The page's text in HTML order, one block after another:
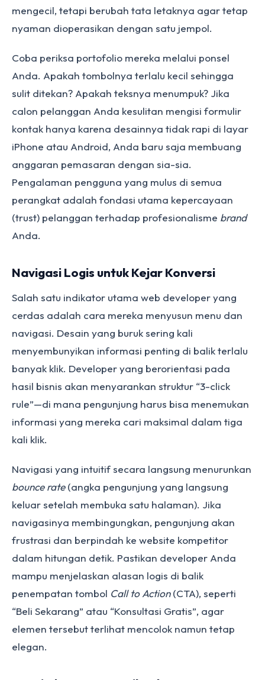
mengecil, tetapi berubah tata letaknya agar tetap
nyaman dioperasikan dengan satu jempol.
Coba periksa portofolio mereka melalui ponsel
Anda. Apakah tombolnya terlalu kecil sehingga
sulit ditekan? Apakah teksnya menumpuk? Jika
calon pelanggan Anda kesulitan mengisi formulir
kontak hanya karena desainnya tidak rapi di layar
iPhone atau Android, Anda baru saja membuang
anggaran pemasaran dengan sia-sia.
Pengalaman pengguna yang mulus di semua
perangkat adalah fondasi utama kepercayaan
(trust) pelanggan terhadap profesionalisme brand
Anda.
Navigasi Logis untuk Kejar Konversi
Salah satu indikator utama web developer yang
cerdas adalah cara mereka menyusun menu dan
navigasi. Desain yang buruk sering kali
menyembunyikan informasi penting di balik terlalu
banyak klik. Developer yang berorientasi pada
hasil bisnis akan menyarankan struktur “3-click
rule”—di mana pengunjung harus bisa menemukan
informasi yang mereka cari maksimal dalam tiga
kali klik.
Navigasi yang intuitif secara langsung menurunkan
bounce rate(angka pengunjung yang langsung
keluar setelah membuka satu halaman). Jika
navigasinya membingungkan, pengunjung akan
frustrasi dan berpindah ke website kompetitor
dalam hitungan detik. Pastikan developer Anda
mampu menjelaskan alasan logis di balik
penempatan tombol Call to Action(CTA), seperti
“Beli Sekarang” atau “Konsultasi Gratis”, agar
elemen tersebut terlihat mencolok namun tetap
elegan.